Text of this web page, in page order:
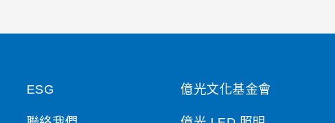
ESG 億光文化基金會